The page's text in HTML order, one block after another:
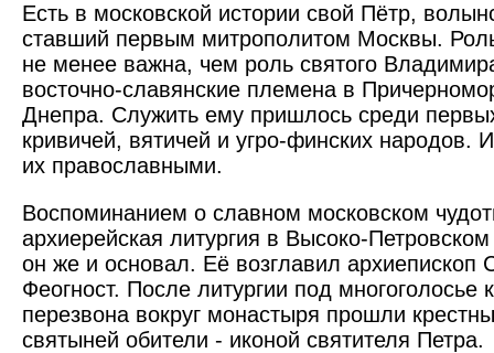
Есть в московской истории свой Пётр,
ставший первым митрополитом Москвы.
не менее важна, чем роль святого
восточно-славянские племена в
Днепра. Служить ему пришлось среди
кривичей, вятичей и угро-финских народов.
их православными.
Воспоминанием о славном московском
архиерейская литургия в Высоко-
он же и основал. Её возглавил архиепископ
Феогност. После литургии под многоголосье
перезвона вокруг монастыря прошли
святыней обители - иконой святителя Петра.